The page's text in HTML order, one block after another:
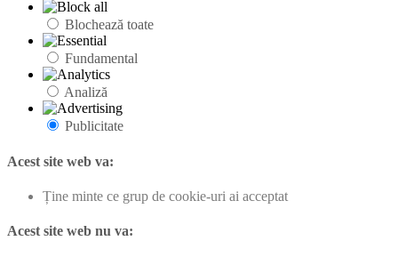
Blochează toate
Fundamental
Analiză
Publicitate
Acest site web va:
Ține minte ce grup de cookie-uri ai acceptat
Acest site web nu va: